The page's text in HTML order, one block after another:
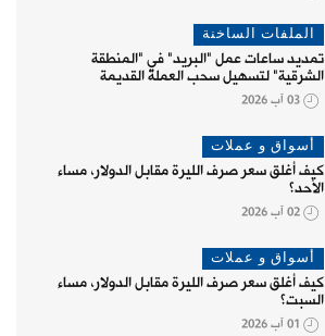
الملفات الساخنة
تمديد ساعات عمل "البريد" في "المنطقة
الشرقية" لتسهيل سحب العملة القديمة
03 آب 2026
أسواق و عملات
كيف أغلق سعر صرف الليرة مقابل الدولار، مساء
الأحد؟
02 آب 2026
أسواق و عملات
كيف أغلق سعر صرف الليرة مقابل الدولار، مساء
السبت؟
01 آب 2026